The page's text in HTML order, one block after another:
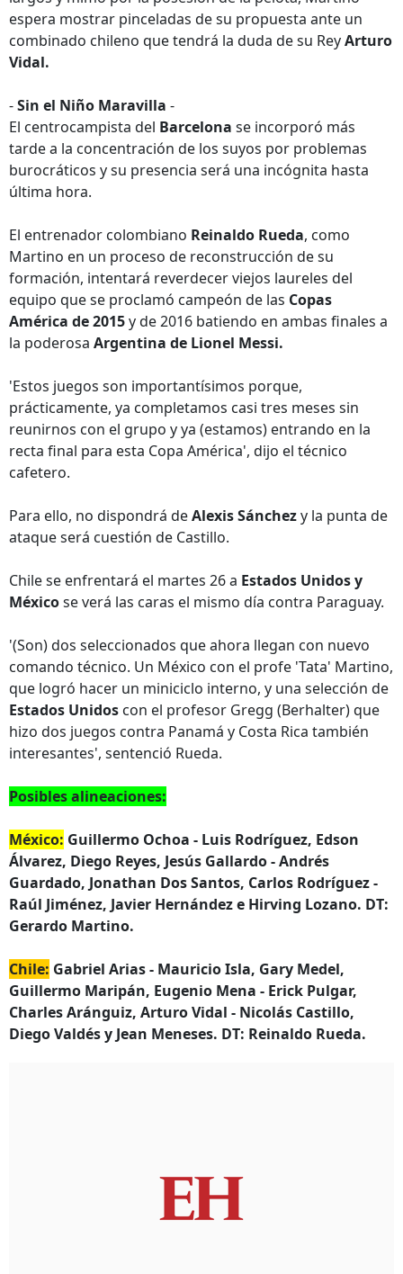
espera mostrar pinceladas de su propuesta ante un
combinado chileno que tendrá la duda de su ReyArturo
Vidal.
-Sin el Niño Maravilla -
El centrocampista del Barcelona se incorporó más
tarde a la concentración de los suyos por problemas
burocráticos y su presencia será una incógnita hasta
última hora.
El entrenador colombiano Reinaldo Rueda, como
Martino en un proceso de reconstrucción de su
formación, intentará reverdecer viejos laureles del
equipo que se proclamó campeón de las Copas
América de 2015y de 2016 batiendo en ambas finales a
la poderosa Argentina de Lionel Messi.
'Estos juegos son importantísimos porque,
prácticamente, ya completamos casi tres meses sin
reunirnos con el grupo y ya (estamos) entrando en la
recta final para esta Copa América', dijo el técnico
cafetero.
Para ello, no dispondrá deAlexis Sánchezy la punta de
ataque será cuestión de Castillo.
Chile se enfrentará el martes 26 a Estados Unidos y
Méxicose verá las caras el mismo día contra Paraguay.
'(Son) dos seleccionados que ahora llegan con nuevo
comando técnico. Un México con el profe 'Tata' Martino,
que logró hacer un miniciclo interno, y una selección de
Estados Unidos con el profesor Gregg (Berhalter) que
hizo dos juegos contra Panamá y Costa Rica también
interesantes', sentenció Rueda.
Posibles alineaciones:
México: Guillermo Ochoa - Luis Rodríguez, Edson
Álvarez, Diego Reyes, Jesús Gallardo - Andrés
Guardado, Jonathan Dos Santos, Carlos Rodríguez -
Raúl Jiménez, Javier Hernández e Hirving Lozano. DT:
Gerardo Martino.
Chile: Gabriel Arias - Mauricio Isla, Gary Medel,
Guillermo Maripán, Eugenio Mena - Erick Pulgar,
Charles Aránguiz, Arturo Vidal - Nicolás Castillo,
Diego Valdés y Jean Meneses. DT: Reinaldo Rueda.